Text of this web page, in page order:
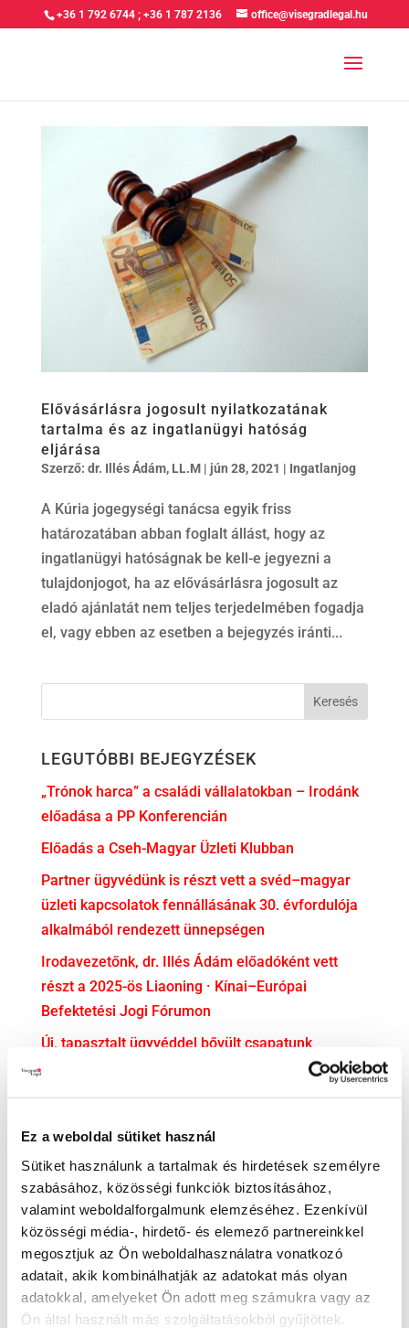
Ez a weboldal sütiket használ
Sütiket használunk a tartalmak és hirdetések személyre
szabásához, közösségi funkciók biztosításához,
valamint weboldalforgalmunk elemzéséhez. Ezenkívül
közösségi média-, hirdető- és elemező partnereinkkel
megosztjuk az Ön weboldalhasználatra vonatkozó
adatait, akik kombinálhatják az adatokat más olyan
adatokkal, amelyeket Ön adott meg számukra vagy az
Ön által használt más szolgáltatásokból gyűjtöttek.
+36 1 792 6744 ;+36 1 787 2136 office@visegradlegal.hu
Elővásárlásra jogosult nyilatkozatának
tartalma és az ingatlanügyi hatóság
eljárása
Szerző: dr. Illés Ádám, LL.M| jún 28, 2021 | Ingatlanjog
A Kúria jogegységi tanácsa egyik friss
határozatában abban foglalt állást, hogy az
ingatlanügyi hatóságnak be kell-e jegyezni a
tulajdonjogot, ha az elővásárlásra jogosult az
eladó ajánlatát nem teljes terjedelmében fogadja
el, vagy ebben az esetben a bejegyzés iránti...
LEGUTÓBBI BEJEGYZÉSEK
„Trónok harca” a családi vállalatokban – Irodánk
előadása a PP Konferencián
Előadás a Cseh-Magyar Üzleti Klubban
Partner ügyvédünk is részt vett a svéd–magyar
üzleti kapcsolatok fennállásának 30. évfordulója
alkalmából rendezett ünnepségen
Irodavezetőnk, dr. Illés Ádám előadóként vett
részt a 2025-ös Liaoning · Kínai–Európai
Befektetési Jogi Fórumon
Új, tapasztalt ügyvéddel bővült csapatunk
dr. Soós Mercédesz ügyvédjelölti esküjéhez
gratulálunk!
Adatvédelem
Adózás
Bejelentővédelem
Compliance
EU jog